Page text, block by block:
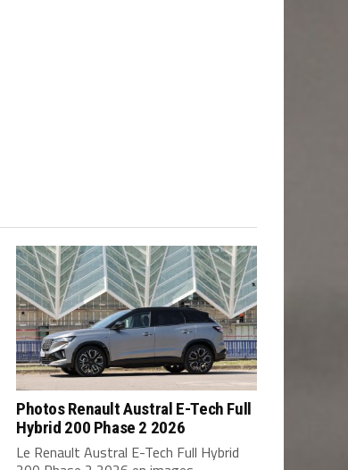
Photos Renault Austral E-Tech Full
Hybrid 200 Phase 2 2026
Le Renault Austral E-Tech Full Hybrid